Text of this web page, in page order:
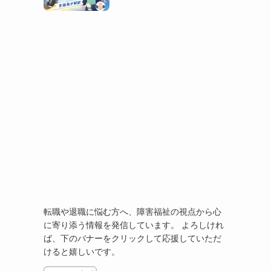
転職や退職に悩む方へ、障害福祉の視点から心
に寄り添う情報を発信しています。 よろしけれ
ば、下のバナーをクリックして応援していただ
けると嬉しいです。